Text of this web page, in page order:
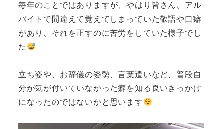
毎年のことではありますが、やはり皆さん、アル
バイトで間違えて覚えてしまっていた敬語や口癖
があり、それを正すのに苦労をしていた様子でし
た
立ち姿や、お辞儀の姿勢、言葉遣いなど、普段自
分が気が付いていなかった癖を知る良いきっかけ
になったのではないかと思います